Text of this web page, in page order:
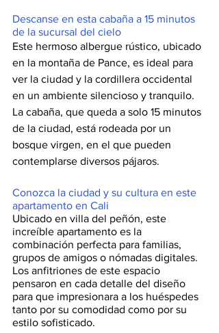
Descanse en esta cabaña a 15 minutos
de la sucursal del cielo
Este hermoso albergue rústico, ubicado
en la montaña de Pance, es ideal para
ver la ciudad y la cordillera occidental
en un ambiente silencioso y tranquilo.
La cabaña, que queda a solo 15 minutos
de la ciudad, está rodeada por un
bosque virgen, en el que pueden
contemplarse diversos pájaros.
Conozca la ciudad y su cultura en este
apartamento en Cali
Ubicado en villa del peñón, este
increíble apartamento es la
combinación perfecta para familias,
grupos de amigos o nómadas digitales.
Los anfitriones de este espacio
pensaron en cada detalle del diseño
para que impresionara a los huéspedes
tanto por su comodidad como por su
estilo sofisticado.